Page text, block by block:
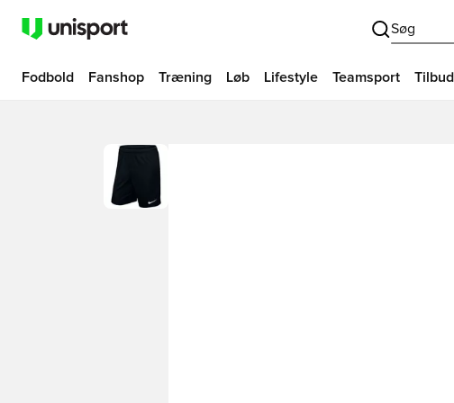
Søg
Fodbold Fanshop Træning Løb Lifestyle Teamsport Tilbud